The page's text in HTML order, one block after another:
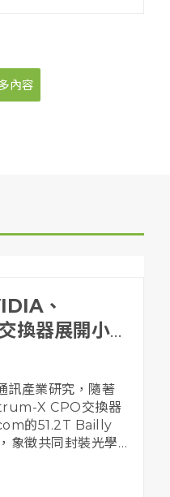
變數。
內容
、
器展開小量
先進封裝產能
產業研究，隨著
X CPO交換器
的51.2T Bailly
象徵共同封裝光學
的供給能力，將成